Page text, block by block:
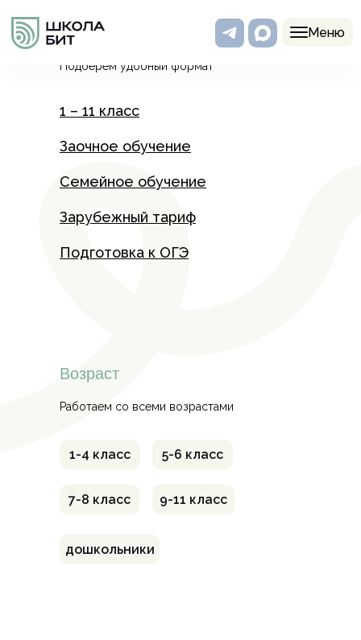
Меню
дошкольники
9-11 класс
7-8 класс
1-4 класс 5-6 класс
Подберем удобный формат
Работаем со всеми возрастами
Программы
Возраст
Подготовка к ОГЭ
Семейное обучение
Заочное обучение
1 – 11 класс
Зарубежный тариф